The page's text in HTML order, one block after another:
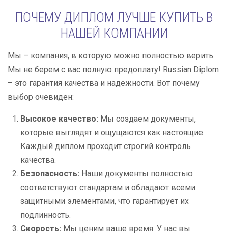
ПОЧЕМУ ДИПЛОМ ЛУЧШЕ КУПИТЬ В
НАШЕЙ КОМПАНИИ
Мы – компания, в которую можно полностью верить.
Мы не берем с вас полную предоплату! Russian Diplom
– это гарантия качества и надежности. Вот почему
выбор очевиден:
Высокое качество: Мы создаем документы,
которые выглядят и ощущаются как настоящие.
Каждый диплом проходит строгий контроль
качества.
Безопасность: Наши документы полностью
соответствуют стандартам и обладают всеми
защитными элементами, что гарантирует их
подлинность.
Скорость: Мы ценим ваше время. У нас вы